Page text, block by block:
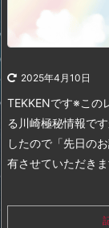
2025年4月10日
TEKKENです※この
る川崎極秘情報で
したので「先日の
有させていただき